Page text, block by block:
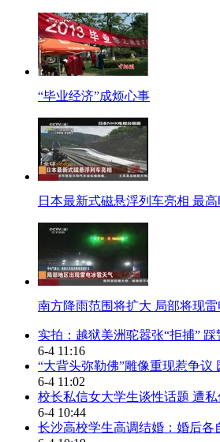
“毕业经济”成烦心事
日本最新式磁悬浮列车亮相 最高
南方降雨范围将扩大 局部将现
实拍：越狱美洲驼嚣张“拒捕” 踩
6-4 11:16
“大背头弥勒佛”雕像重现惹争议
6-4 11:02
校长私信女大学生谈性话题 遭
6-4 10:44
长沙高校学生高调结婚：婚后各